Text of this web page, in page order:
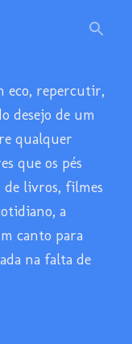
eco, repercutir,
desejo de um
qualquer
que os pés
de livros, filmes
a
canto para
na falta de